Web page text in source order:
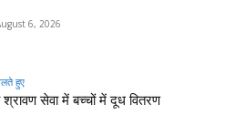
6, 2026
हुए
श्रावण सेवा में बच्चों में दूध वितरण